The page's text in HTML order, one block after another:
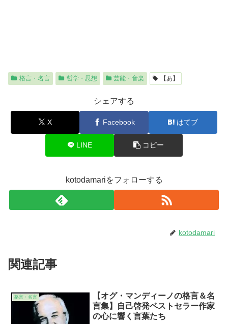
格言・名言 哲学・思想 芸能・音楽 【あ】
シェアする
X Facebook はてブ
LINE コピー
kotodamariをフォローする
kotodamari
関連記事
格言・名言
【オグ・マンディーノの格言＆名
言集】自己啓発ベストセラー作家
の心に響く言葉たち